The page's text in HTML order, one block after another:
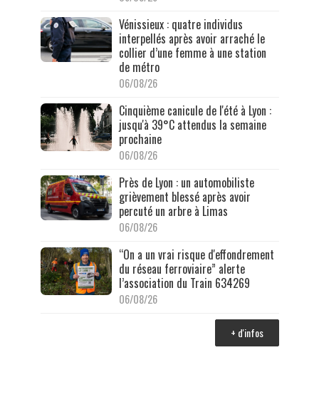
Vénissieux : quatre individus
interpellés après avoir arraché le
collier d’une femme à une station
de métro
06/08/26
Cinquième canicule de l'été à Lyon :
jusqu'à 39°C attendus la semaine
prochaine
06/08/26
Près de Lyon : un automobiliste
grièvement blessé après avoir
percuté un arbre à Limas
06/08/26
“On a un vrai risque d'effondrement
du réseau ferroviaire” alerte
l’association du Train 634269
06/08/26
+ d'infos